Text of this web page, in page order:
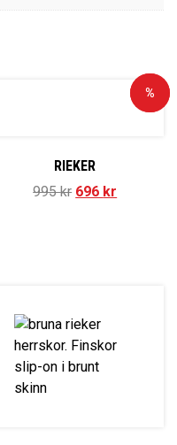
Rea!
%
RIEKER
995kr 696 kr